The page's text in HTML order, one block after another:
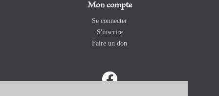
Mon compte
Se connecter
S'inscrire
Faire un don